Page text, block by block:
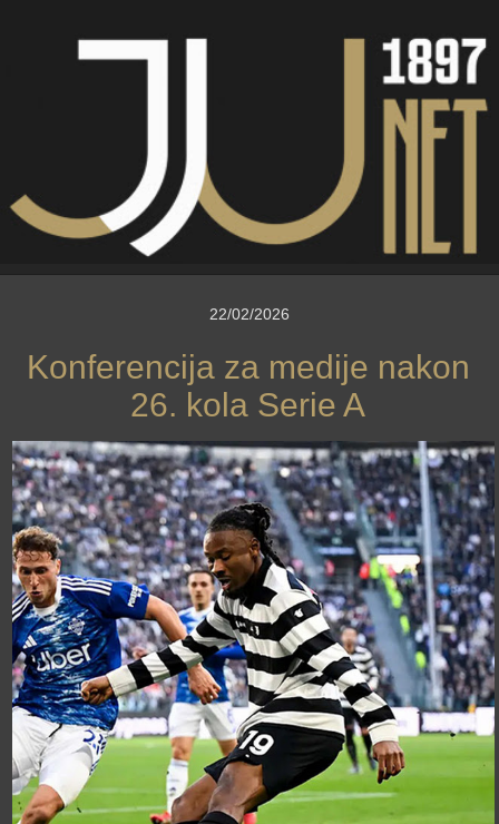
22/02/2026
Konferencija za medije nakon
26. kola Serie A
›